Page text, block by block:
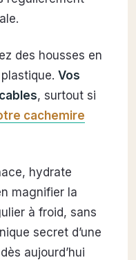
des housses en
Vos
, surtout si
cachemire
hydrate
magnifier la
à froid, sans
secret d’une
aujourd’hui